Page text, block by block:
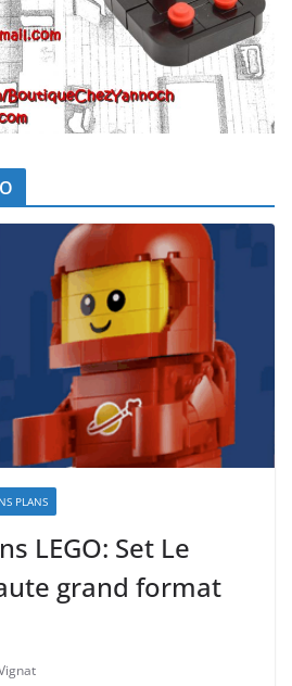
PLANS
LEGO: Set Le
grand format